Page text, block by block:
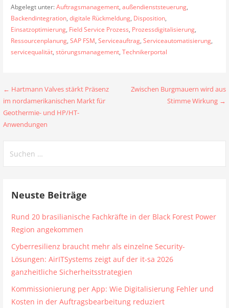
Abgelegt unter:Auftragsmanagement, außendienststeuerung,
Backendintegration, digitale Rückmeldung, Disposition,
Einsatzoptimierung, Field Service Prozess, Prozessdigitalisierung,
Ressourcenplanung, SAP FSM, Serviceauftrag, Serviceautomatisierung,
servicequalität, störungsmanagement, Technikerportal
Beitragsnavigation
← Hartmann Valves stärkt Präsenz
im nordamerikanischen Markt für
Geothermie- und HP/HT-
Anwendungen
Zwischen Burgmauern wird aus
Stimme Wirkung →
nach:
Neuste Beiträge
Rund 20 brasilianische Fachkräfte in der Black Forest Power
Region angekommen
Cyberresilienz braucht mehr als einzelne Security-
Lösungen: AirITSystems zeigt auf der it-sa 2026
ganzheitliche Sicherheitsstrategien
Kommissionierung per App: Wie Digitalisierung Fehler und
Kosten in der Auftragsbearbeitung reduziert